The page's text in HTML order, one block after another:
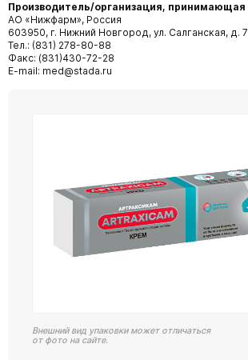
Производитель/организация, принимающая
АО «Нижфарм», Россия
603950, г. Нижний Новгород, ул. Салганская, д. 7
Тел.: (831) 278-80-88
Факс: (831)430-72-28
E-mail: med@stada.ru
Внешний вид упаковки может отличаться
от фото на сайте.